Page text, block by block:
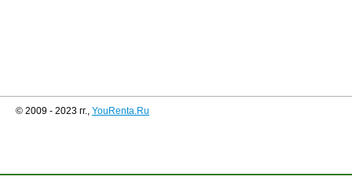
© 2009 - 2023 гг., YouRenta.Ru